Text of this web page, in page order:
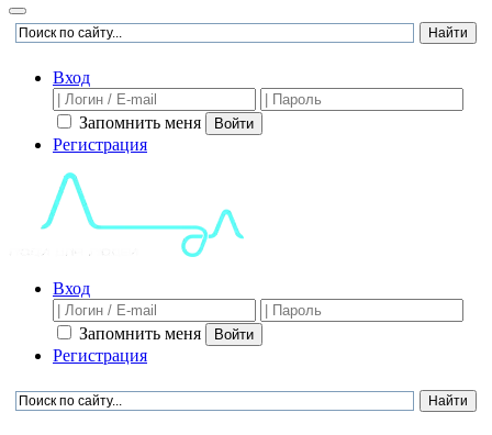
Вход
Запомнить меня Войти
Регистрация
Вход
Запомнить меня Войти
Регистрация